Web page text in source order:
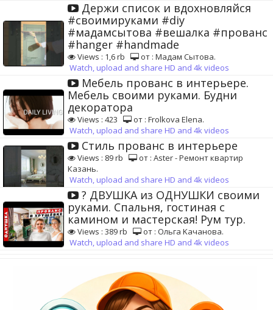
Держи список и вдохновляйся
#своимируками #diy
#мадамсытова #вешалка #прованс
#hanger #handmade
Views : 1,6 rb
от : Мадам Сытова.
Watch, upload and share HD and 4k videos
Мебель прованс в интерьере.
Мебель своими руками. Будни
декоратора
Views : 423
от : Frolkova Elena.
Watch, upload and share HD and 4k videos
Стиль прованс в интерьере
Views : 89 rb
от : Aster - Ремонт квартир
Казань.
Watch, upload and share HD and 4k videos
? ДВУШКА из ОДНУШКИ своими
руками. Спальня, гостиная с
камином и мастерская! Рум тур.
Views : 389 rb
от : Ольга Kачанова.
Watch, upload and share HD and 4k videos